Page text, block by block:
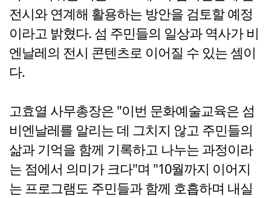
전시와 연계해 활용하는 방안을 검토할 예정
이라고 밝혔다. 섬 주민들의 일상과 역사가 비
엔날레의 전시 콘텐츠로 이어질 수 있는 셈이
다.
고효열 사무총장은 "이번 문화예술교육은 섬
비엔날레를 알리는 데 그치지 않고 주민들의
삶과 기억을 함께 기록하고 나누는 과정이라
는 점에서 의미가 크다"며 "10월까지 이어지
는 프로그램도 주민들과 함께 호흡하며 내실